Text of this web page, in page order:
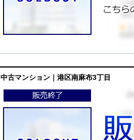
中古マンション｜港区南麻布3丁目